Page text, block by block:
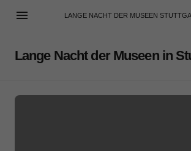
LANGE NACHT DER MUSEEN
Lange Nacht der Museen in